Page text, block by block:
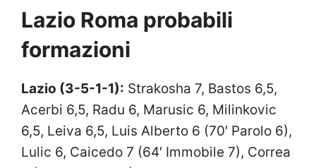
Lazio Roma probabili
formazioni
Lazio (3-5-1-1): Strakosha 7, Bastos 6,5,
Acerbi 6,5, Radu 6, Marusic 6, Milinkovic
6,5, Leiva 6,5, Luis Alberto 6 (70′ Parolo 6),
Lulic 6, Caicedo 7 (64′ Immobile 7), Correa